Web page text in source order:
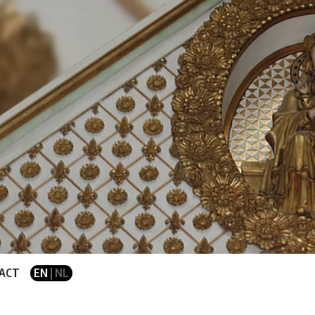
EN | NL